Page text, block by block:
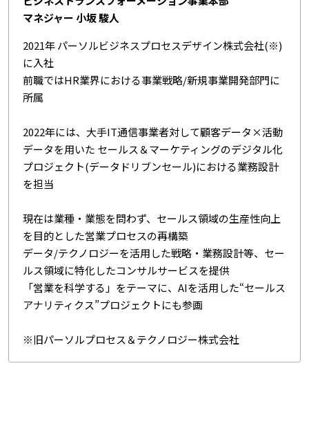
マネジャー 小坂 駿人
2021年 パーソルビジネスプロセスデザイン株式会社(※)
に入社
前職ではHR業界における事業戦略/新規事業開発部門に
所属
2022年には、大手IT通信事業者対して顧客データ×活動
データを用いた セールス＆マーケティングのデジタル化
プロジェクト(データドリブンセール)における業務設計
を担当
現在は業種・業態を問わず、セールス領域の生産性向上
を目的とした営業プロセスの再構築
データ/テクノロジーを活用した戦略・業務設計等、セー
ルス領域に特化したコンサルサービスを提供
「営業を科学する」をテーマに、AIを活用した“セールス
アナリティクス”プロジェクトにも参画
※旧パーソルプロセス＆テクノロジー株式会社